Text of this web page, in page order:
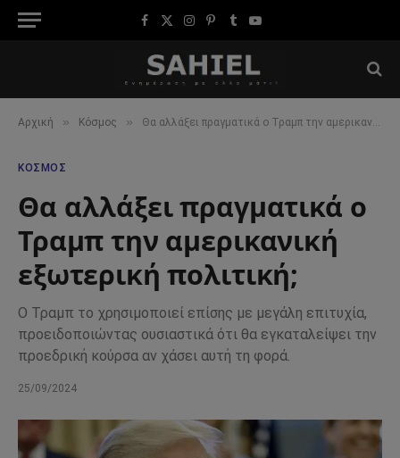
Facebook
X
Instagram
Pinterest
TumblrYouTube
Αρχική » Κόσμος » Θα αλλάξει πραγματικά ο Τραμπ την αμερικανική εξωτερική πολιτική;
ΚΌΣΜΟΣ
Θα αλλάξει πραγματικά ο
Τραμπ την αμερικανική
εξωτερική πολιτική;
Ο Τραμπ το χρησιμοποιεί επίσης με μεγάλη επιτυχία,
προειδοποιώντας ουσιαστικά ότι θα εγκαταλείψει την
προεδρική κούρσα αν χάσει αυτή τη φορά.
25/09/2024